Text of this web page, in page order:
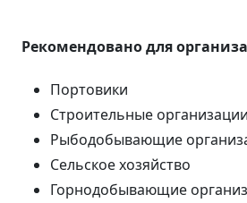
Рекомендовано для
Портовики
Строительные организации
Рыбодобывающие
Сельское хозяйство
Горнодобывающие